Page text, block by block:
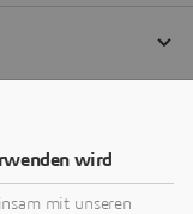
wird
mit unseren